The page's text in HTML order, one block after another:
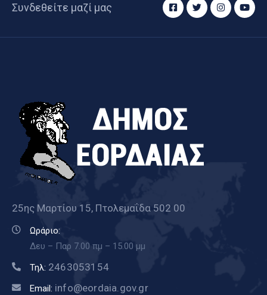
Συνδεθείτε μαζί μας
25ης Μαρτίου 15, Πτολεμαΐδα 502 00
Ωράριο:
Δευ – Παρ 7.00 πμ – 15.00 μμ
Τηλ: 2463053154
Email: info@eordaia.gov.gr